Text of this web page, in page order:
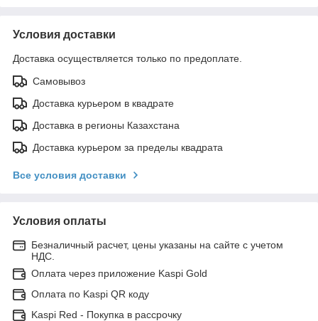
Условия доставки
Доставка осуществляется только по предоплате.
Самовывоз
Доставка курьером в квадрате
Доставка в регионы Казахстана
Доставка курьером за пределы квадрата
Все условия доставки
Условия оплаты
Безналичный расчет, цены указаны на сайте с учетом
НДС.
Оплата через приложение Kaspi Gold
Оплата по Kaspi QR коду
Kaspi Red - Покупка в рассрочку